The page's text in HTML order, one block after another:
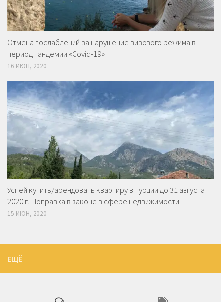
Отмена послаблений за нарушение визового режима в
период пандемии «Covid-19»
16 ИЮН, 2020
Успей купить/арендовать квартиру в Турции до 31 августа
2020 г. Поправка в законе в сфере недвижимости
15 ИЮН, 2020
ЕЩЁ